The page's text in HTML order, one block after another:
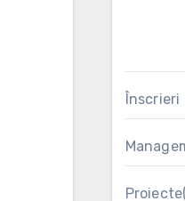
Înscrieri
Proiecte